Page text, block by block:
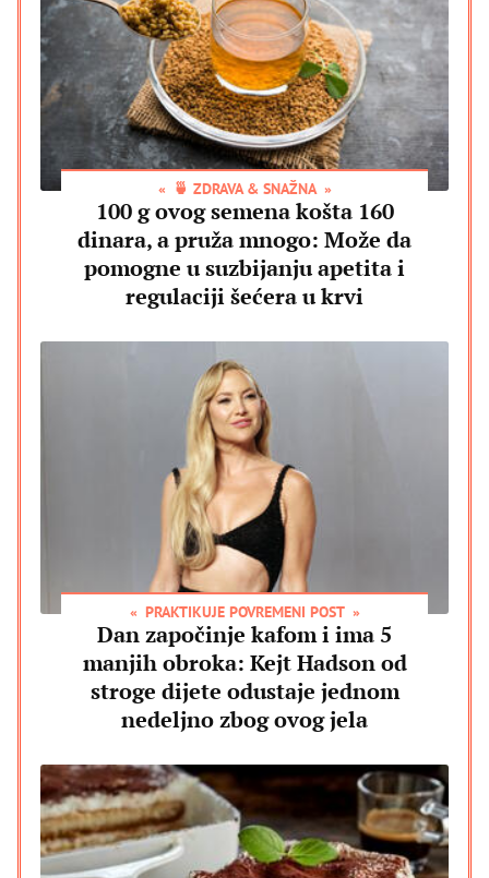
🍵 ZDRAVA & SNAŽNA
100 g ovog semena košta 160
dinara, a pruža mnogo: Može da
pomogne u suzbijanju apetita i
regulaciji šećera u krvi
PRAKTIKUJE POVREMENI POST
Dan započinje kafom i ima 5
manjih obroka: Kejt Hadson od
stroge dijete odustaje jednom
nedeljno zbog ovog jela